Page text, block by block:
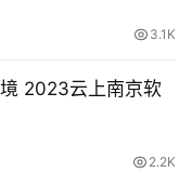
3.1K
2023云上南京软
2.2K